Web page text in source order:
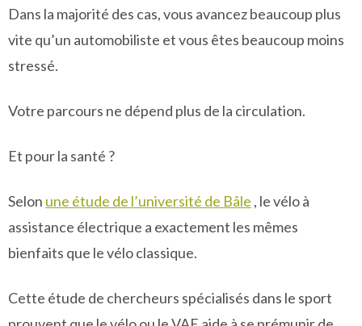
Dans la majorité des cas, vous avancez beaucoup plus
vite qu’un automobiliste et vous êtes beaucoup moins
stressé.
Votre parcours ne dépend plus de la circulation.
Et pour la santé ?
Selon une étude de l’université de Bâle , le vélo à
assistance électrique a exactement les mêmes
bienfaits que le vélo classique.
Cette étude de chercheurs spécialisés dans le sport